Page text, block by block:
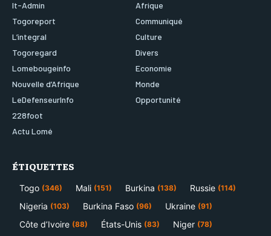
It-Admin
Togoreport
L’integral
Togoregard
Lomebougeinfo
Nouvelle d’Afrique
LeDefenseurInfo
228foot
Actu Lomé
Afrique
Communiqué
Culture
Divers
Economie
Monde
Opportunité
ÉTIQUETTES
Togo (346) Mali (151) Burkina (138) Russie (114)
Nigeria (103) Burkina Faso (96) Ukraine (91)
Côte d’Ivoire (88) États-Unis (83) Niger (78)